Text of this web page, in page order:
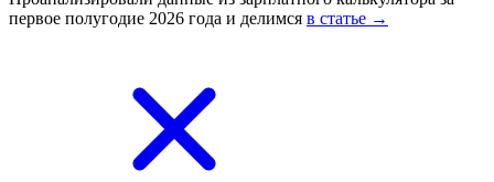
первое полугодие 2026 года и делимся в статье →